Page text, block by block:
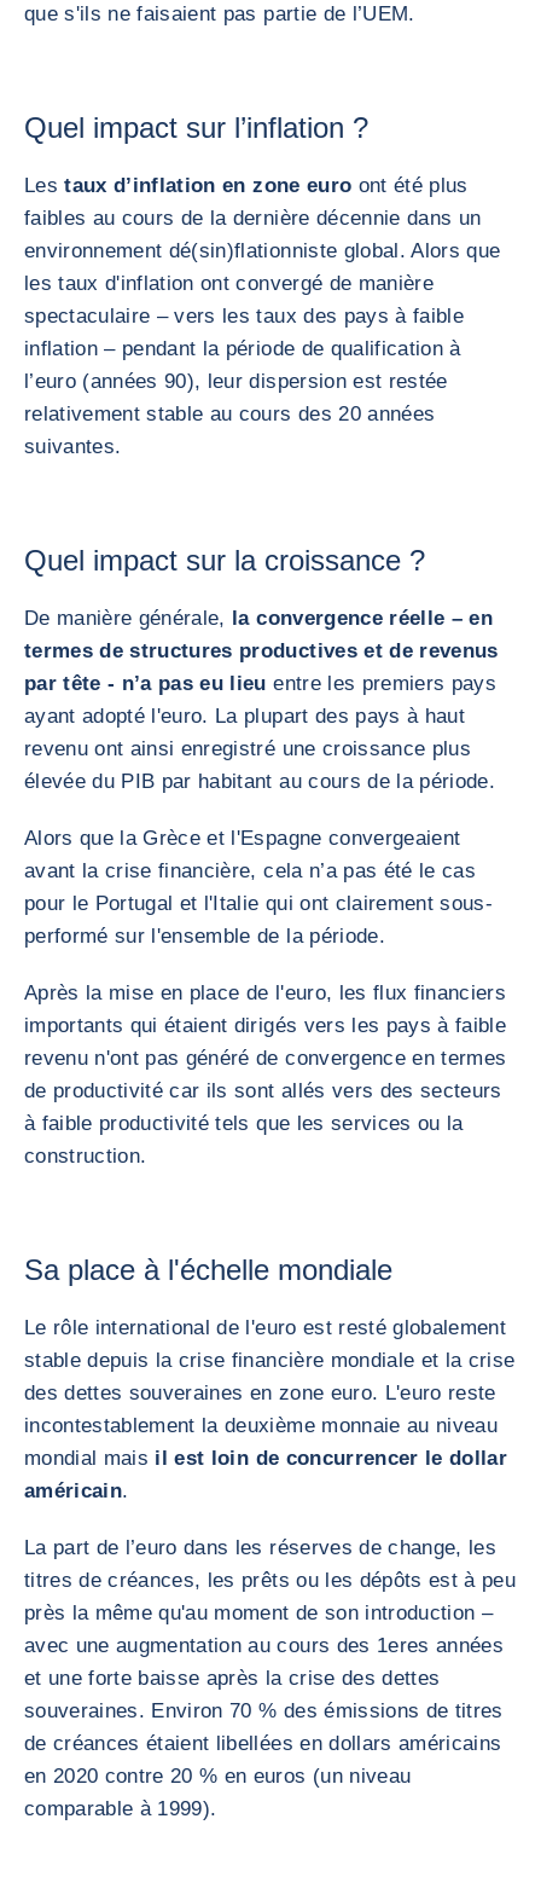
que s'ils ne faisaient pas partie de l’UEM.
Quel impact sur l’inflation ?
Lestaux d’inflation en zone euro ont été plus
faibles au cours de la dernière décennie dans un
environnement dé(sin)flationniste global. Alors que
les taux d'inflation ont convergé de manière
spectaculaire – vers les taux des pays à faible
inflation – pendant la période de qualification à
l’euro (années 90), leur dispersion est restée
relativement stable au cours des 20 années
suivantes.
Quel impact sur la croissance ?
De manière générale, la convergence réelle – en
termes de structures productives et de revenus
par tête - n’a pas eu lieu entre les premiers pays
ayant adopté l'euro. La plupart des pays à haut
revenu ont ainsi enregistré une croissance plus
élevée du PIB par habitant au cours de la période.
Alors que la Grèce et l'Espagne convergeaient
avant la crise financière, cela n’a pas été le cas
pour le Portugal et l'Italie qui ont clairement sous-
performé sur l'ensemble de la période.
Après la mise en place de l'euro, les flux financiers
importants qui étaient dirigés vers les pays à faible
revenu n'ont pas généré de convergence en termes
de productivité car ils sont allés vers des secteurs
à faible productivité tels que les services ou la
construction.
Sa place à l'échelle mondiale
Le rôle international de l'euro est resté globalement
stable depuis la crise financière mondiale et la crise
des dettes souveraines en zone euro. L'euro reste
incontestablement la deuxième monnaie au niveau
mondial mais il est loin de concurrencer le dollar
américain.
La part de l’euro dans les réserves de change, les
titres de créances, les prêts ou les dépôts est à peu
près la même qu'au moment de son introduction –
avec une augmentation au cours des 1eres années
et une forte baisse après la crise des dettes
souveraines. Environ 70 % des émissions de titres
de créances étaient libellées en dollars américains
en 2020 contre 20 % en euros (un niveau
comparable à 1999).